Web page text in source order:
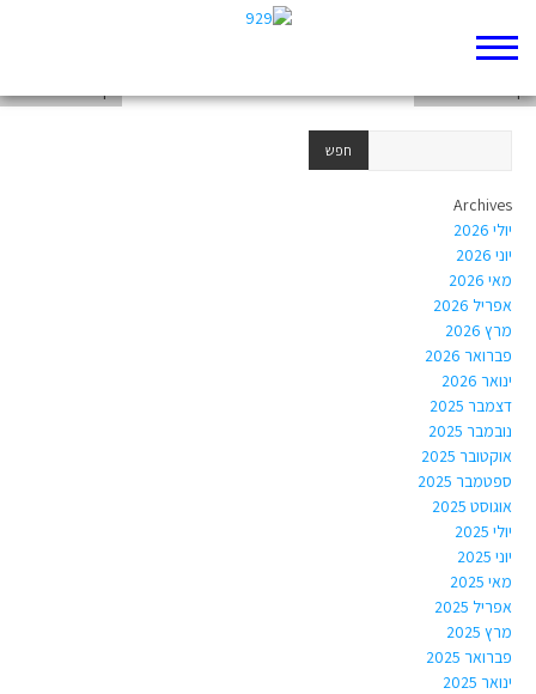
Archives
יולי 2026
יוני 2026
מאי 2026
אפריל 2026
מרץ 2026
פברואר 2026
ינואר 2026
דצמבר 2025
נובמבר 2025
אוקטובר 2025
ספטמבר 2025
אוגוסט 2025
יולי 2025
יוני 2025
מאי 2025
אפריל 2025
מרץ 2025
פברואר 2025
ינואר 2025